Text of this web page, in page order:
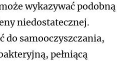
wykazywać podobną
niedostatecznej.
do samooczyszczania,
pełniącą